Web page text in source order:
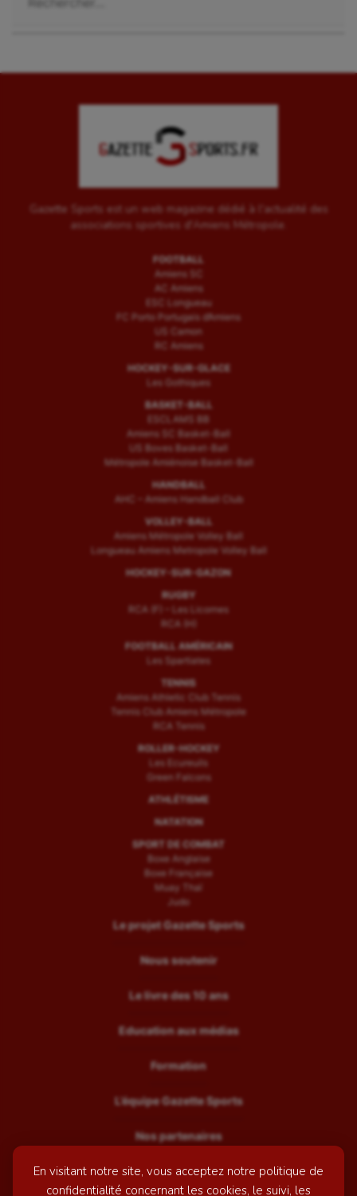
En visitant notre site, vous acceptez notre politique de
confidentialité concernant les cookies, le suivi, les
Gazette Sports est un web magazine dédié à l'actualité des
associations sportives d'Amiens Métropole.
FOOTBALL
Amiens SC
AC Amiens
ESC Longueau
FC Porto Portugais d’Amiens
US Camon
RC Amiens
HOCKEY-SUR-GLACE
Les Gothiques
BASKET-BALL
ESCLAMS BB
Amiens SC Basket-Ball
US Boves Basket-Ball
Métropole Amiénoise Basket-Ball
HANDBALL
AHC – Amiens Handball Club
VOLLEY-BALL
Amiens Métropole Volley Ball
Longueau Amiens Metropole Volley Ball
HOCKEY-SUR-GAZON
RUGBY
RCA (F) – Les Licornes
RCA (H)
FOOTBALL AMÉRICAIN
Les Spartiates
TENNIS
Amiens Athletic Club Tennis
Tennis Club Amiens Métropole
RCA Tennis
ROLLER-HOCKEY
Les Ecureuils
Green Falcons
ATHLÉTISME
NATATION
SPORT DE COMBAT
Boxe Anglaise
Boxe Française
Muay Thaï
Judo
Le projet Gazette Sports
Nous soutenir
Le livre des 10 ans
Education aux médias
Formation
L’équipe Gazette Sports
Nos partenaires
Recrutement